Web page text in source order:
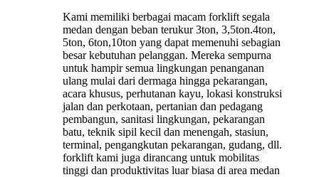
Kami memiliki berbagai macam forklift segala
medan dengan beban terukur 3ton, 3,5ton.4ton,
5ton, 6ton,10ton yang dapat memenuhi sebagian
besar kebutuhan pelanggan. Mereka sempurna
untuk hampir semua lingkungan penanganan
ulang mulai dari dermaga hingga pekarangan,
acara khusus, perhutanan kayu, lokasi konstruksi
jalan dan perkotaan, pertanian dan pedagang
pembangun, sanitasi lingkungan, pekarangan
batu, teknik sipil kecil dan menengah, stasiun,
terminal, pengangkutan pekarangan, gudang, dll.
forklift kami juga dirancang untuk mobilitas
tinggi dan produktivitas luar biasa di area medan